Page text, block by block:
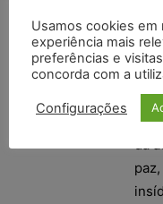
os
Usamos cookies
experiência mais
preferências e
concorda com a
Configurações